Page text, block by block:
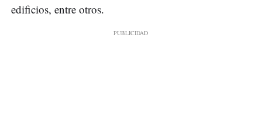
edificios, entre otros.